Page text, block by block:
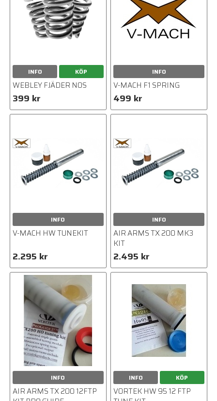
INFO KÖP
WEBLEY FJÄDER NOS
399 kr
INFO
V-MACH F1 SPRING
499 kr
INFO
V-MACH HW TUNEKIT
2.295 kr
INFO
AIR ARMS TX 200 MK3
KIT
2.495 kr
INFO
AIR ARMS TX 200 12FTP
INFO KÖP
VORTEK HW 95 12 FTP